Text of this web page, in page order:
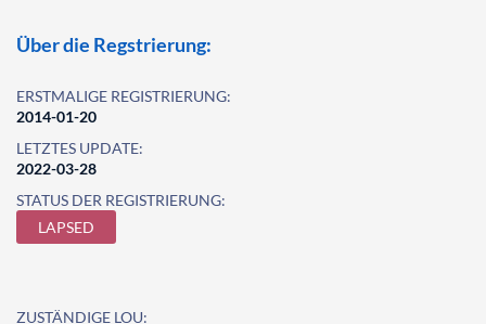
Über die Regstrierung:
ERSTMALIGE REGISTRIERUNG:
2014-01-20
LETZTES UPDATE:
2022-03-28
STATUS DER REGISTRIERUNG:
LAPSED
ZUSTÄNDIGE LOU: